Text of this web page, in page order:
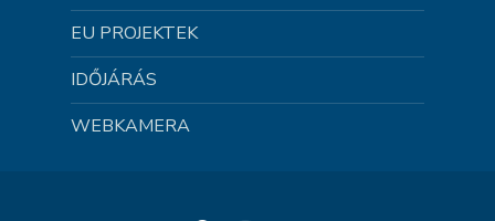
EU PROJEKTEK
IDŐJÁRÁS
WEBKAMERA